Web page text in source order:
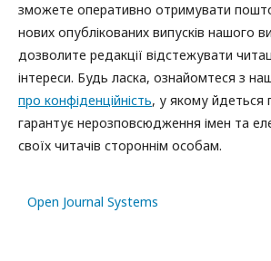
зможете оперативно отримувати
нових опублікованих випусків нашого
дозволите редакції відстежувати
інтереси. Будь ласка, ознайомтеся з
про конфіденційність, у якому
гарантує нерозповсюдження імен та
своїх читачів стороннім особам.
Open Journal Systems